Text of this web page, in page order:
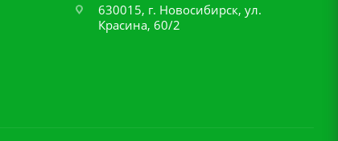
630015, г. Новосибирск, ул.
Красина, 60/2